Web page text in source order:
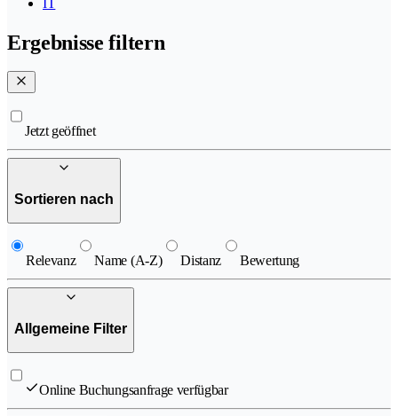
Ergebnisse filtern
Jetzt geöffnet
Sortieren nach
Relevanz Name (A-Z) Distanz Bewertung
Allgemeine Filter
Online Buchungsanfrage verfügbar